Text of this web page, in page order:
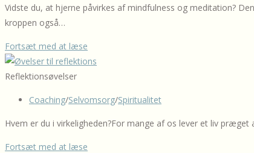
Vidste du, at hjerne påvirkes af mindfulness og meditation?
kroppen også…
Fortsæt med at læse
ved
Reflektionsøvelser
Post
Coaching/Selvomsorg/Spiritualitet
Hvem er du i virkeligheden?For mange af os lever et liv
Fortsæt med at læse